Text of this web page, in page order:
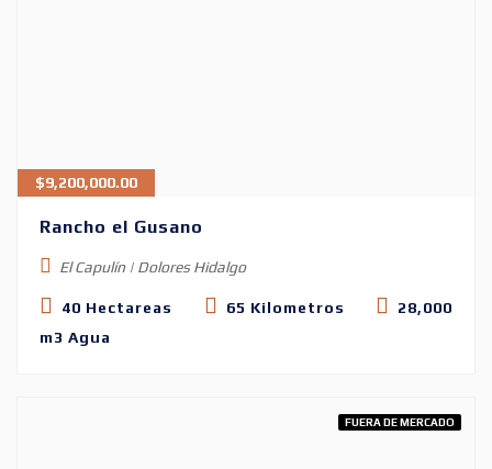
$9,200,000.00
Rancho el Gusano
El Capulín | Dolores Hidalgo
40 Hectareas 65 Kilometros
28,000
m3 Agua
FUERA DE MERCADO